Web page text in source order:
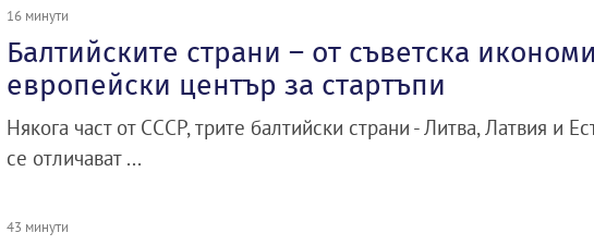
16 минути
Балтийските страни – от съветска
европейски център за стартъпи
Някога част от СССР, трите балтийски страни - Литва, Латвия и
се отличават ...
43 минути